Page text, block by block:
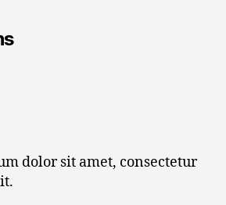
dolor sit amet, consectetur